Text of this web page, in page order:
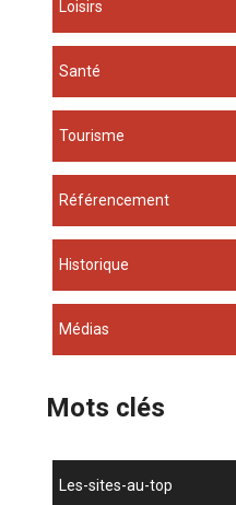
Loisirs
Santé
Tourisme
Référencement
Historique
Médias
Mots clés
les-sites-au-top